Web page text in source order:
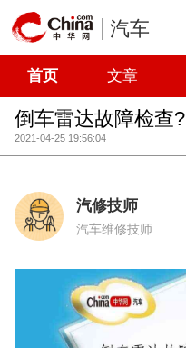
汽车
首页 文章
倒车雷达故障检查?
2021-04-25 19:56:04
汽修技师
汽车维修技师